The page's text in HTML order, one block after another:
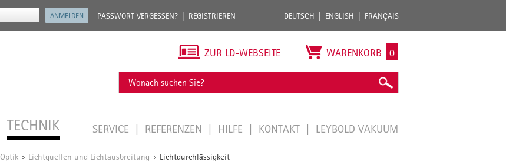
PASSWORT VERGESSEN? REGISTRIEREN DEUTSCH ENGLISH FRANÇAIS
TECHNIK
ZUR LD-WEBSEITE WARENKORB 0
SERVICE REFERENZEN HILFE KONTAKT LEYBOLD VAKUUM
Optik / Lichtquellen und Lichtausbreitung / Lichtdurchlässigkeit